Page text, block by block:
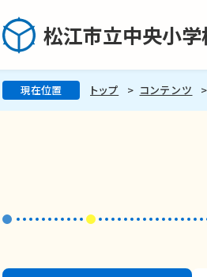
松江市立中央小学
現在位置 トップ コンテンツ